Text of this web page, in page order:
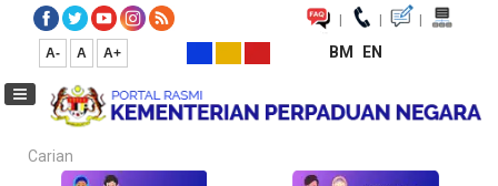
| | |
A- A A+ BM EN
Carian...